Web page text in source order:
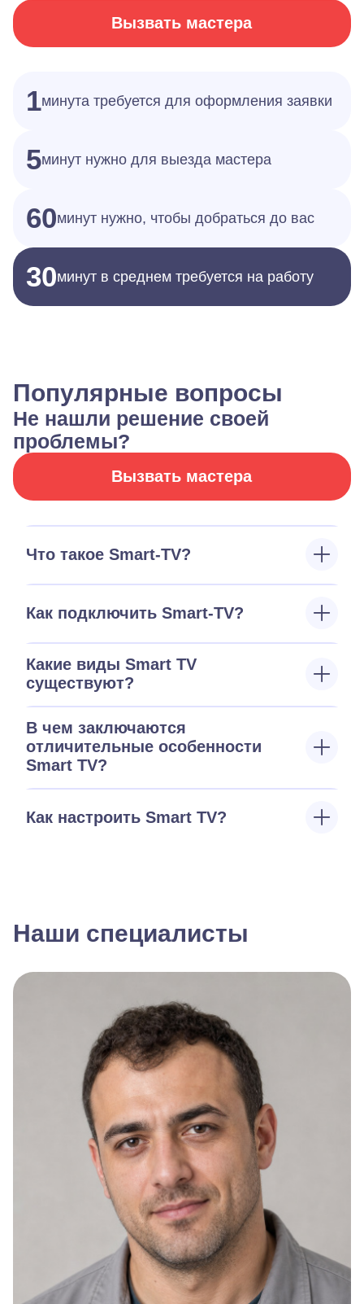
Вызвать мастера
1минута требуется для оформления заявки
5минут нужно для выезда мастера
60минут нужно, чтобы добраться до вас
30минут в среднем требуется на работу
Популярные вопросы
Не нашли решение своей
проблемы?
Вызвать мастера
Что такое Smart-TV?
Как подключить Smart-TV?
Какие виды Smart TV
существуют?
В чем заключаются
отличительные особенности
Smart TV?
Как настроить Smart TV?
Наши специалисты